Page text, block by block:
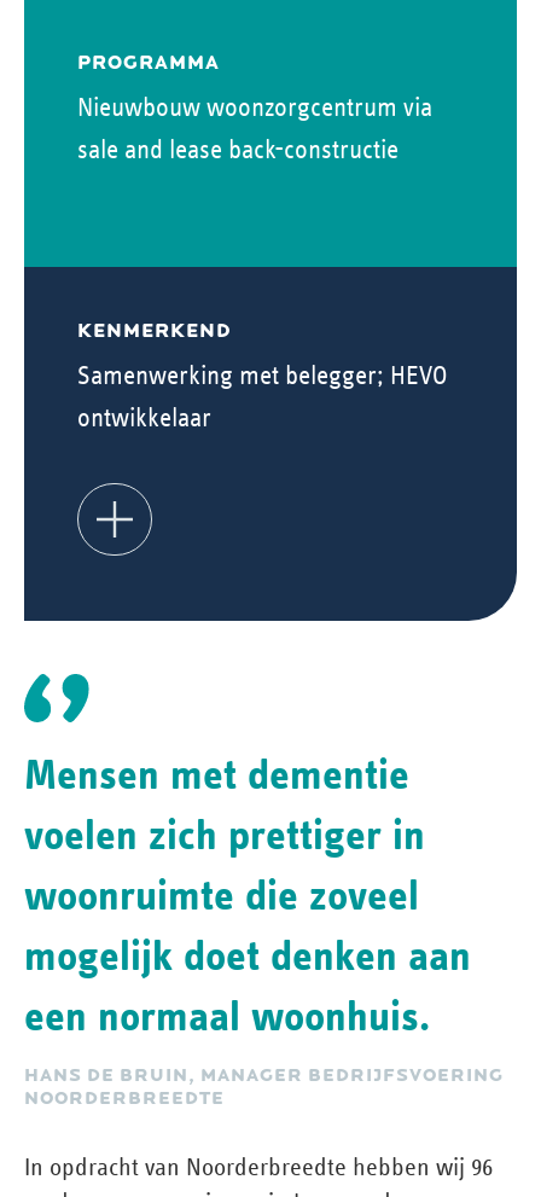
PROGRAMMA
Nieuwbouw woonzorgcentrum via
sale and lease back-constructie
KENMERKEND
Samenwerking met belegger; HEVO
ontwikkelaar
Mensen met dementie
voelen zich prettiger in
woonruimte die zoveel
mogelijk doet denken aan
een normaal woonhuis.
HANS DE BRUIN, MANAGER BEDRIJFSVOERING
NOORDERBREEDTE
In opdracht van Noorderbreedte hebben wij 96